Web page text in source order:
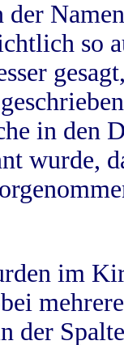
der
so
in
wurde,
im
der